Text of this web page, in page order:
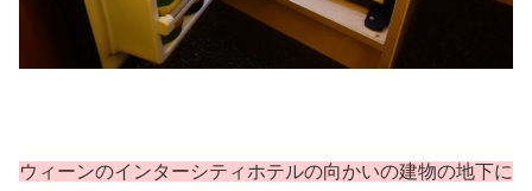
ウィーンのインターシティホテルの向かいの建物の地下に